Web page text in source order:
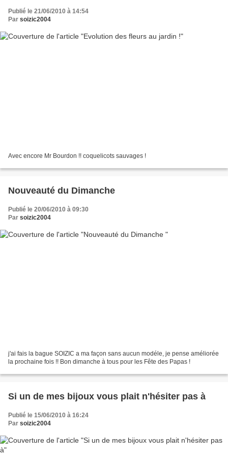
Publié le 21/06/2010 à 14:54
Par soizic2004
Avec encore Mr Bourdon !! coquelicots sauvages !
Nouveauté du Dimanche
Publié le 20/06/2010 à 09:30
Par soizic2004
j'ai fais la bague SOIZIC a ma façon sans aucun modéle, je pense améliorée
la prochaine fois !! Bon dimanche à tous pour les Fête des Papas !
Si un de mes bijoux vous plait n'hésiter pas à
Publié le 15/06/2010 à 16:24
Par soizic2004